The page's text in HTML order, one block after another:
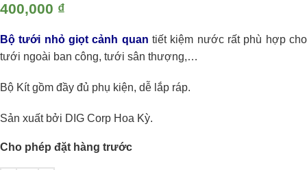
400,000 ₫
Bộ tưới nhỏ giọt cảnh quan tiết kiệm nước rất phù hợp cho
tưới ngoài ban công, tưới sân thượng,…
Bộ Kít gồm đầy đủ phụ kiện, dễ lắp ráp.
Sản xuất bởi DIG Corp Hoa Kỳ.
Cho phép đặt hàng trước